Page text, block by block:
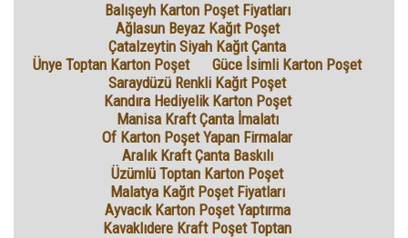
Balışeyh Karton Poşet Fiyatları
Ağlasun Beyaz Kağıt Poşet
Çatalzeytin Siyah Kağıt Çanta
Ünye Toptan Karton Poşet
Güce İsimli Karton Poşet
Saraydüzü Renkli Kağıt Poşet
Kandıra Hediyelik Karton Poşet
Manisa Kraft Çanta İmalatı
Of Karton Poşet Yapan Firmalar
Aralık Kraft Çanta Baskılı
Üzümlü Toptan Karton Poşet
Malatya Kağıt Poşet Fiyatları
Ayvacık Karton Poşet Yaptırma
Kavaklıdere Kraft Poşet Toptan